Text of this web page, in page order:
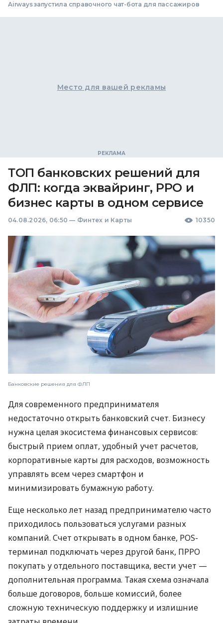
Airways запустила справочного чат-бота для пассажиров
Место для вашей рекламы
ТОП банковских решений для
ФЛП: когда эквайринг, РРО и
бизнес карты в одном сервисе
04.08.2026, 06:50 — Финтех и Карты 10350
Банковские решения для ФЛП
Для современного предпринимателя
недостаточно открыть банковский счет. Бизнесу
нужна целая экосистема финансовых сервисов:
быстрый прием оплат, удобный учет расчетов,
корпоративные карты для расходов, возможность
управлять всем через смартфон и
минимизировать бумажную работу.
Еще несколько лет назад предпринимателю часто
приходилось пользоваться услугами разных
компаний. Счет открывать в одном банке, POS-
терминал подключать через другой банк, ПРРО
покупать у отдельного поставщика, вести учет —
дополнительная программа. Такая схема означала
больше договоров, больше комиссий, более
сложную техническую поддержку и излишние